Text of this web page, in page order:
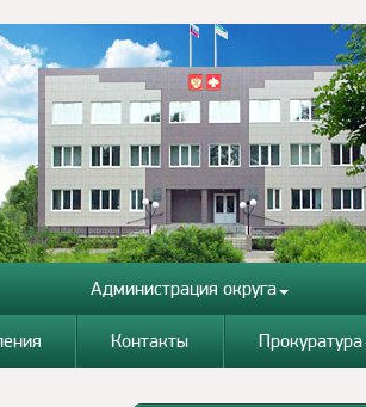
Администрация округа
Контакты Прокуратура